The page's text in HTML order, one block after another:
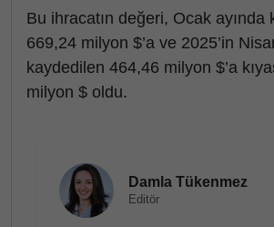
Bu ihracatın değeri, Ocak ayında
669,24 milyon $’a ve 2025’in
kaydedilen 464,46 milyon $’a
milyon $ oldu.
Damla Tükenmez
Editör